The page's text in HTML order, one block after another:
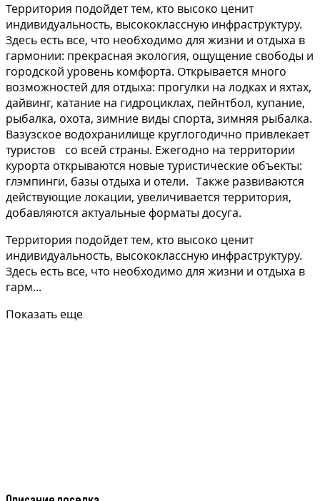
Территория подойдет тем, кто высоко ценит
индивидуальность, высококлассную инфраструктуру.
Здесь есть все, что необходимо для жизни и отдыха в
гармонии: прекрасная экология, ощущение свободы и
городской уровень комфорта. Открывается много
возможностей для отдыха: прогулки на лодках и яхтах,
дайвинг, катание на гидроциклах, пейнтбол, купание,
рыбалка, охота, зимние виды спорта, зимняя рыбалка.
Вазузское водохранилище круглогодично привлекает
туристов со всей страны. Ежегодно на территории
курорта открываются новые туристические объекты:
глэмпинги, базы отдыха и отели. Также развиваются
действующие локации, увеличивается территория,
добавляются актуальные форматы досуга.
Территория подойдет тем, кто высоко ценит
индивидуальность, высококлассную инфраструктуру.
Здесь есть все, что необходимо для жизни и отдыха в
гарм...
Показать еще